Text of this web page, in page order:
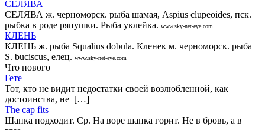
СЕЛЯВА
СЕЛЯВА ж. черноморск. рыба шамая, Aspius clupeoides, пск.
рыбка в роде ряпушки. Рыба уклейка. www.sky-net-eye.com
КЛЕНЬ
КЛЕНЬ ж. рыба Squalius dobulа. Кленек м. черноморск. рыба
S. buciscus, елец. www.sky-net-eye.com
Что нового
Гете
Тот, кто не видит недостатки своей возлюбленной, как
достоинства, не […]
The cap fits
Шапка подходит. Ср. На воре шапка горит. Не в бровь, а в